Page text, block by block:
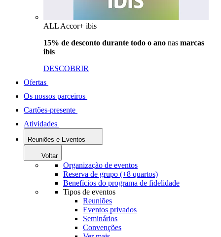
ALL Accor+ ibis
15% de desconto durante todo o ano nas marcas
ibis
DESCOBRIR
Ofertas
Os nossos parceiros
Cartões-presente
Atividades
Reuniões e Eventos
Voltar
Organização de eventos
Reserva de grupo (+8 quartos)
Benefícios do programa de fidelidade
Tipos de eventos
Reuniões
Eventos privados
Seminários
Convenções